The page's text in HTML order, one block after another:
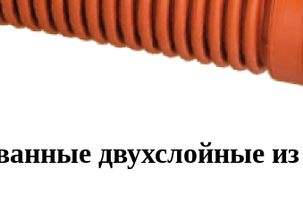
двухслойные